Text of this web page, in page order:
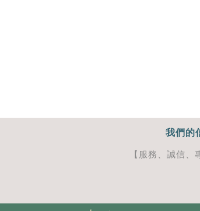
我們的
【服務、誠信、